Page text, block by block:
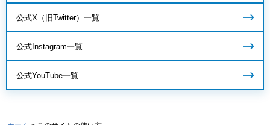
公式X（旧Twitter）一覧
公式Instagram一覧
公式YouTube一覧